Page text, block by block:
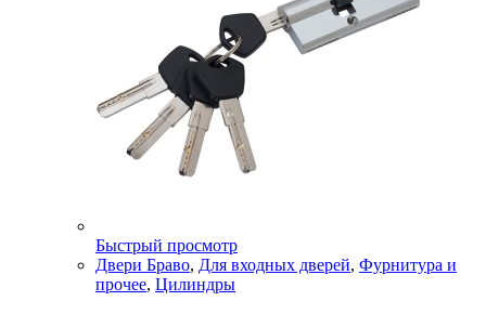
Быстрый просмотр
Двери Браво, Для входных дверей, Фурнитура и
прочее, Цилиндры